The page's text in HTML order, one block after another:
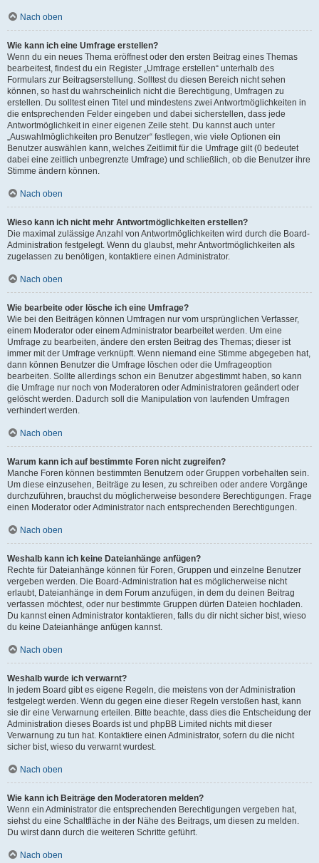
Nach oben
Wie kann ich eine Umfrage erstellen?
Wenn du ein neues Thema eröffnest oder den ersten Beitrag eines Themas
bearbeitest, findest du ein Register „Umfrage erstellen“ unterhalb des
Formulars zur Beitragserstellung. Solltest du diesen Bereich nicht sehen
können, so hast du wahrscheinlich nicht die Berechtigung, Umfragen zu
erstellen. Du solltest einen Titel und mindestens zwei Antwortmöglichkeiten in
die entsprechenden Felder eingeben und dabei sicherstellen, dass jede
Antwortmöglichkeit in einer eigenen Zeile steht. Du kannst auch unter
„Auswahlmöglichkeiten pro Benutzer“ festlegen, wie viele Optionen ein
Benutzer auswählen kann, welches Zeitlimit für die Umfrage gilt (0 bedeutet
dabei eine zeitlich unbegrenzte Umfrage) und schließlich, ob die Benutzer ihre
Stimme ändern können.
Nach oben
Wieso kann ich nicht mehr Antwortmöglichkeiten erstellen?
Die maximal zulässige Anzahl von Antwortmöglichkeiten wird durch die Board-
Administration festgelegt. Wenn du glaubst, mehr Antwortmöglichkeiten als
zugelassen zu benötigen, kontaktiere einen Administrator.
Nach oben
Wie bearbeite oder lösche ich eine Umfrage?
Wie bei den Beiträgen können Umfragen nur vom ursprünglichen Verfasser,
einem Moderator oder einem Administrator bearbeitet werden. Um eine
Umfrage zu bearbeiten, ändere den ersten Beitrag des Themas; dieser ist
immer mit der Umfrage verknüpft. Wenn niemand eine Stimme abgegeben hat,
dann können Benutzer die Umfrage löschen oder die Umfrageoption
bearbeiten. Sollte allerdings schon ein Benutzer abgestimmt haben, so kann
die Umfrage nur noch von Moderatoren oder Administratoren geändert oder
gelöscht werden. Dadurch soll die Manipulation von laufenden Umfragen
verhindert werden.
Nach oben
Warum kann ich auf bestimmte Foren nicht zugreifen?
Manche Foren können bestimmten Benutzern oder Gruppen vorbehalten sein.
Um diese einzusehen, Beiträge zu lesen, zu schreiben oder andere Vorgänge
durchzuführen, brauchst du möglicherweise besondere Berechtigungen. Frage
einen Moderator oder Administrator nach entsprechenden Berechtigungen.
Nach oben
Weshalb kann ich keine Dateianhänge anfügen?
Rechte für Dateianhänge können für Foren, Gruppen und einzelne Benutzer
vergeben werden. Die Board-Administration hat es möglicherweise nicht
erlaubt, Dateianhänge in dem Forum anzufügen, in dem du deinen Beitrag
verfassen möchtest, oder nur bestimmte Gruppen dürfen Dateien hochladen.
Du kannst einen Administrator kontaktieren, falls du dir nicht sicher bist, wieso
du keine Dateianhänge anfügen kannst.
Nach oben
Weshalb wurde ich verwarnt?
In jedem Board gibt es eigene Regeln, die meistens von der Administration
festgelegt werden. Wenn du gegen eine dieser Regeln verstoßen hast, kann
sie dir eine Verwarnung erteilen. Bitte beachte, dass dies die Entscheidung der
Administration dieses Boards ist und phpBB Limited nichts mit dieser
Verwarnung zu tun hat. Kontaktiere einen Administrator, sofern du die nicht
sicher bist, wieso du verwarnt wurdest.
Nach oben
Wie kann ich Beiträge den Moderatoren melden?
Wenn ein Administrator die entsprechenden Berechtigungen vergeben hat,
siehst du eine Schaltfläche in der Nähe des Beitrags, um diesen zu melden.
Du wirst dann durch die weiteren Schritte geführt.
Nach oben